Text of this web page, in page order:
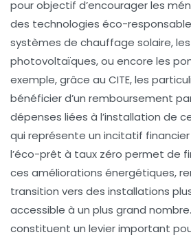
pour objectif d’encourager les
des technologies éco-
systèmes de chauffage solaire,
photovoltaïques, ou encore les
exemple, grâce au CITE, les
bénéficier d’un remboursement
dépenses liées à l’installation de
qui représente un incitatif
l’éco-prêt à taux zéro permet de
ces améliorations énergétiques,
transition vers des installations
accessible à un plus grand
constituent un levier important